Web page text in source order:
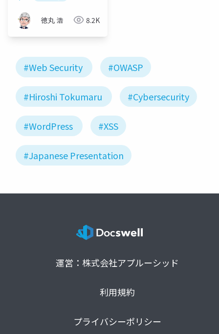
徳丸 浩 8.2K
#Web Security #OWASP
#Hiroshi Tokumaru #Cybersecurity
#WordPress #XSS
#Japanese Presentation
運営：株式会社アプルーシッド
利用規約
プライバシーポリシー